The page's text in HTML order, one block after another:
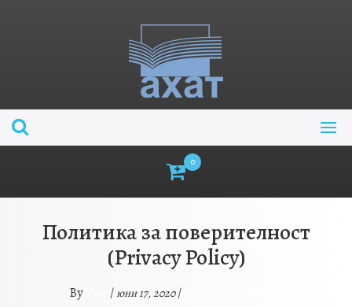
0
Политика за поверителност
(Privacy Policy)
By /юни 17, 2020/